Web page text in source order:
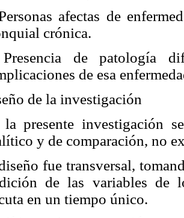
afectas de
crónica.
de patología
de esa
de la investigación
presente investigación
y de comparación, no
fue transversal,
de las variables de
en un tiempo único.